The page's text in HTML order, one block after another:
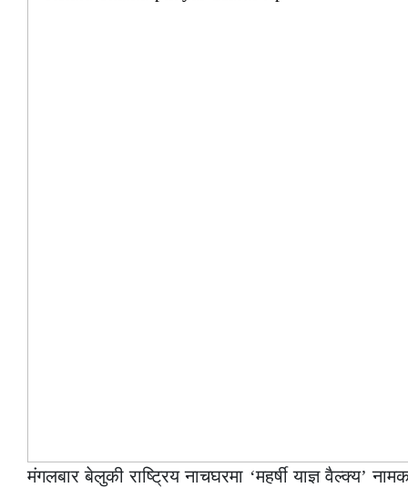
मंगलबार बेलुकी राष्ट्रिय नाचघरमा ‘महर्षी याज्ञ वैल्क्य’